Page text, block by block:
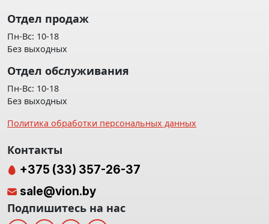
Отдел продаж
Пн-Вс: 10-18
Без выходных
Отдел обслуживания
Пн-Вс: 10-18
Без выходных
Политика обработки персональных данных
Контакты
+375 (33) 357-26-37
sale@vion.by
Подпишитесь на нас